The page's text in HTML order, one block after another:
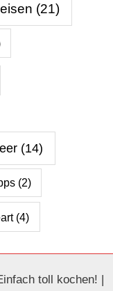
(21)
(14)
(2)
(4)
toll kochen! |